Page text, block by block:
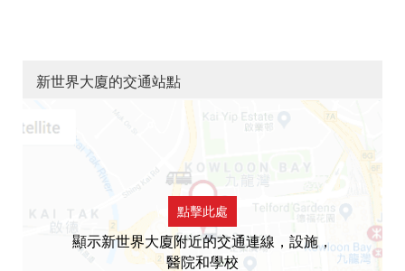
新世界大廈的交通站點
點擊此處
顯示新世界大廈附近的交通連線，設施，
醫院和學校